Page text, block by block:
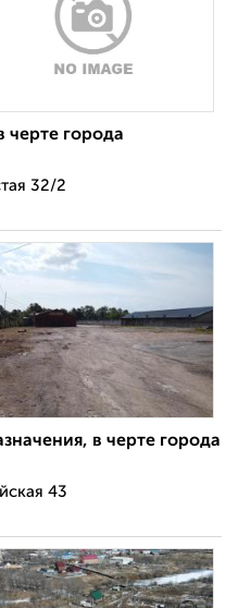
черте города
32/2
в черте города
43